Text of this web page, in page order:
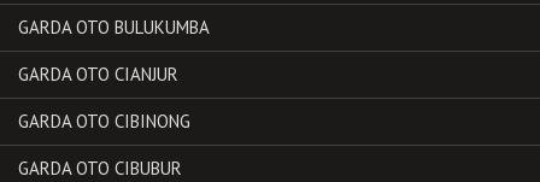
GARDA OTO BULUKUMBA
GARDA OTO CIANJUR
GARDA OTO CIBINONG
GARDA OTO CIBUBUR